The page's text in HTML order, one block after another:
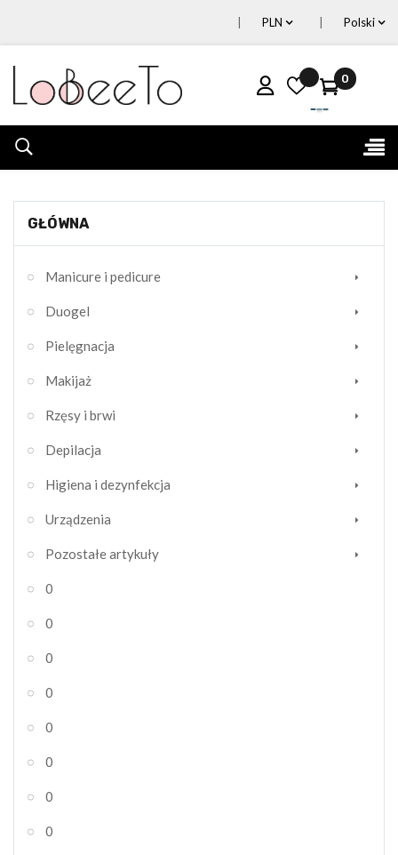
Polski
PLN
0
☰
GŁÓWNA
Manicure i pedicure
Duogel
Pielęgnacja
Makijaż
Rzęsy i brwi
Depilacja
Higiena i dezynfekcja
Urządzenia
Pozostałe artykuły
0
0
0
0
0
0
0
0